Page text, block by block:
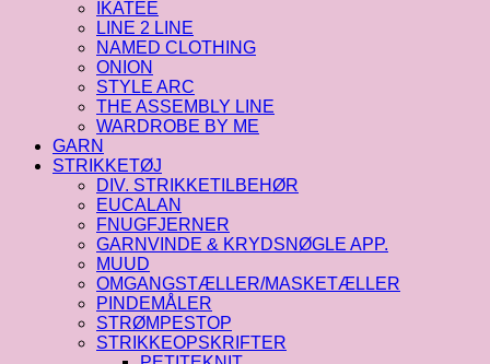
IKATEE
LINE 2 LINE
NAMED CLOTHING
ONION
STYLE ARC
THE ASSEMBLY LINE
WARDROBE BY ME
GARN
STRIKKETØJ
DIV. STRIKKETILBEHØR
EUCALAN
FNUGFJERNER
GARNVINDE & KRYDSNØGLE APP.
MUUD
OMGANGSTÆLLER/MASKETÆLLER
PINDEMÅLER
STRØMPESTOP
STRIKKEOPSKRIFTER